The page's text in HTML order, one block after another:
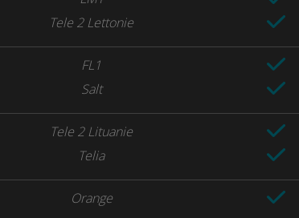
Tele 2 Lettonie
FL1
Salt
Tele 2 Lituanie
Telia
Orange